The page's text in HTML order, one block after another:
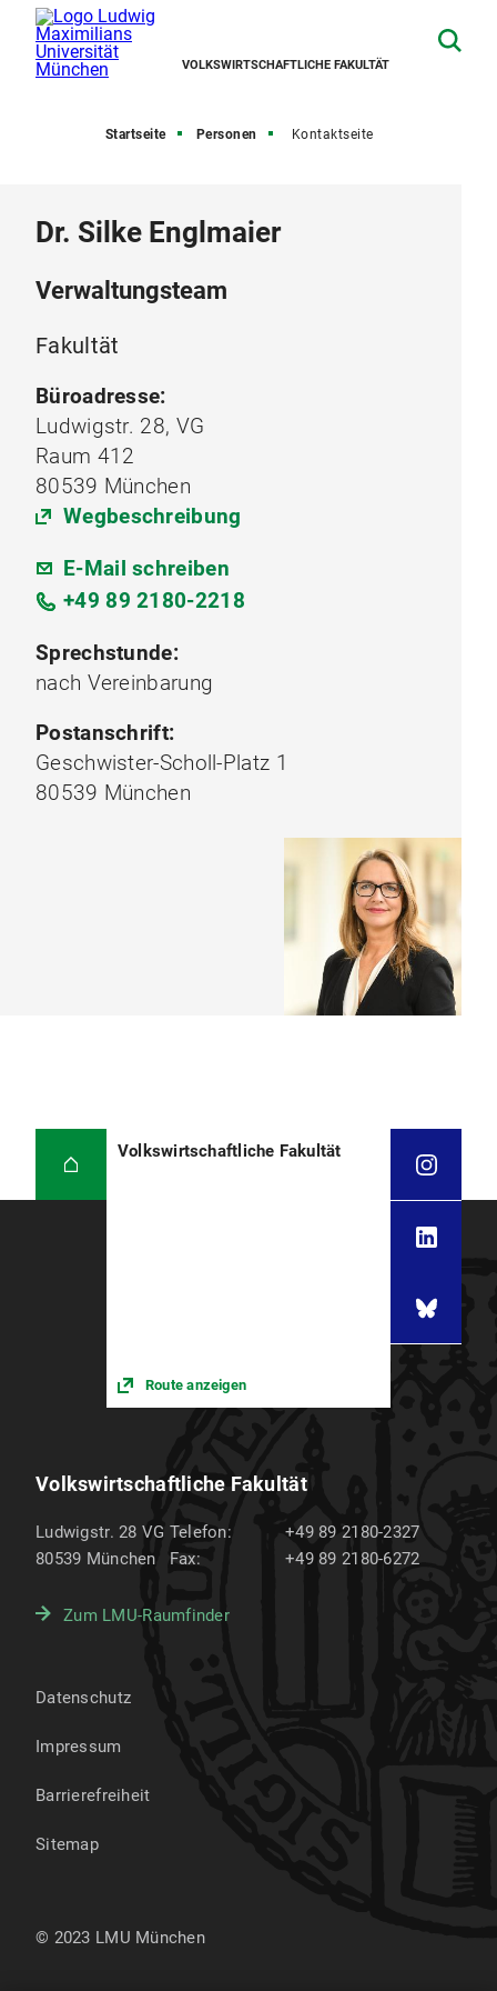
VOLKSWIRTSCHAFTLICHE FAKULTÄT
Startseite Personen Kontaktseite
Dr. Silke Englmaier
Verwaltungsteam
Fakultät
Büroadresse:
Ludwigstr. 28, VG
Raum 412
80539 München
Wegbeschreibung
E-Mail schreiben
+49 89 2180-2218
Sprechstunde:
nach Vereinbarung
Postanschrift:
Geschwister-Scholl-Platz 1
80539 München
Volkswirtschaftliche Fakultät
Route anzeigen
Volkswirtschaftliche Fakultät
Ludwigstr. 28 VG
80539 München
Telefon:
+49 89 2180-2327
Fax:
+49 89 2180-6272
Zum LMU-Raumfinder
Datenschutz
Impressum
Barrierefreiheit
Sitemap
© 2023 LMU München